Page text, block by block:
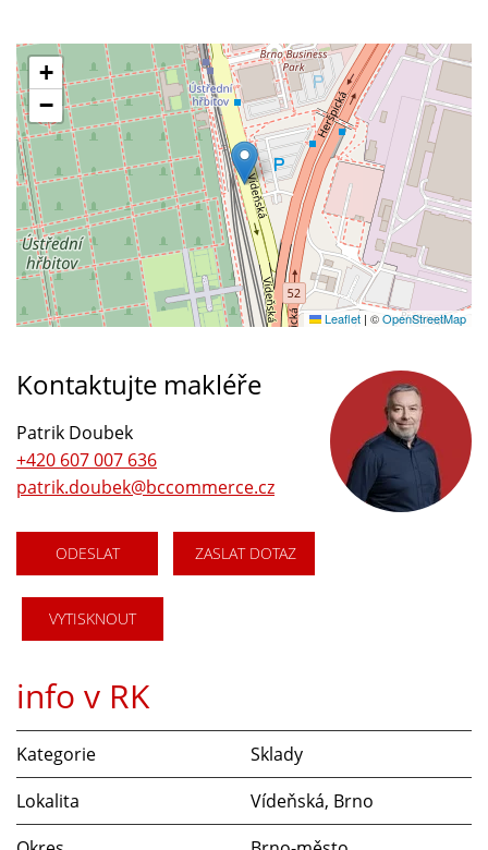
+
−
Leaflet | ©OpenStreetMap
Kontaktujte makléře
Patrik Doubek
+420 607 007 636
patrik.doubek@bccommerce.cz
ODESLAT ZASLAT DOTAZ
VYTISKNOUT
info v RK
Kategorie
Sklady
Lokalita
Vídeňská, Brno